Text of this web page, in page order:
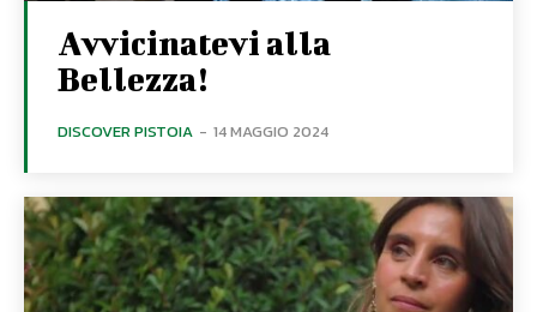
Avvicinatevi alla
Bellezza!
DISCOVER PISTOIA - 14 MAGGIO 2024